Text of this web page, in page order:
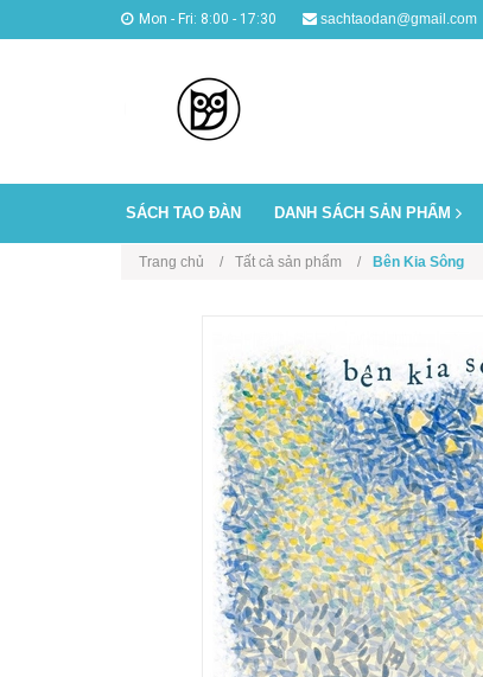
Mon - Fri: 8:00 - 17:30 sachtaodan@gmail.com
SÁCH TAO ĐÀN DANH SÁCH SẢN PHẨM
Trang chủ Tất cả sản phẩm Bên Kia Sông